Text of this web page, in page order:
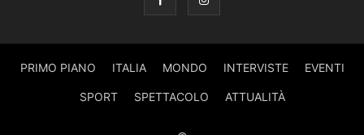
PRIMO PIANO ITALIA MONDO INTERVISTE EVENTI
SPORT SPETTACOLO ATTUALITÀ